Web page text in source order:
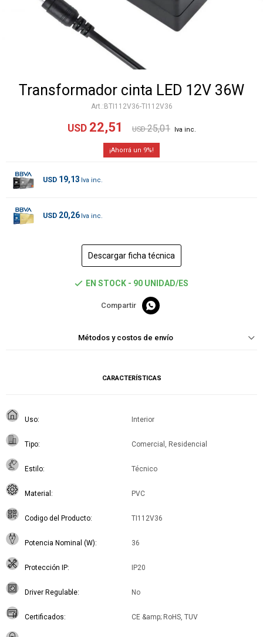
Transformador cinta LED 12V 36W
BTI112V36-TI112V36
USD 22,51 USD 25,01
9
USD 19,13
USD 20,26
Descargar ficha técnica
EN STOCK - 90 UNIDAD/ES

Métodos y costos de envío
CARACTERÍSTICAS
Uso Interior
Tipo Comercial, Residencial
Estilo Técnico
Material PVC
Codigo del Producto TI112V36
Potencia Nominal (W) 36
Protección IP IP20
Driver Regulable No
Certificados CE &amp; RoHS, TUV